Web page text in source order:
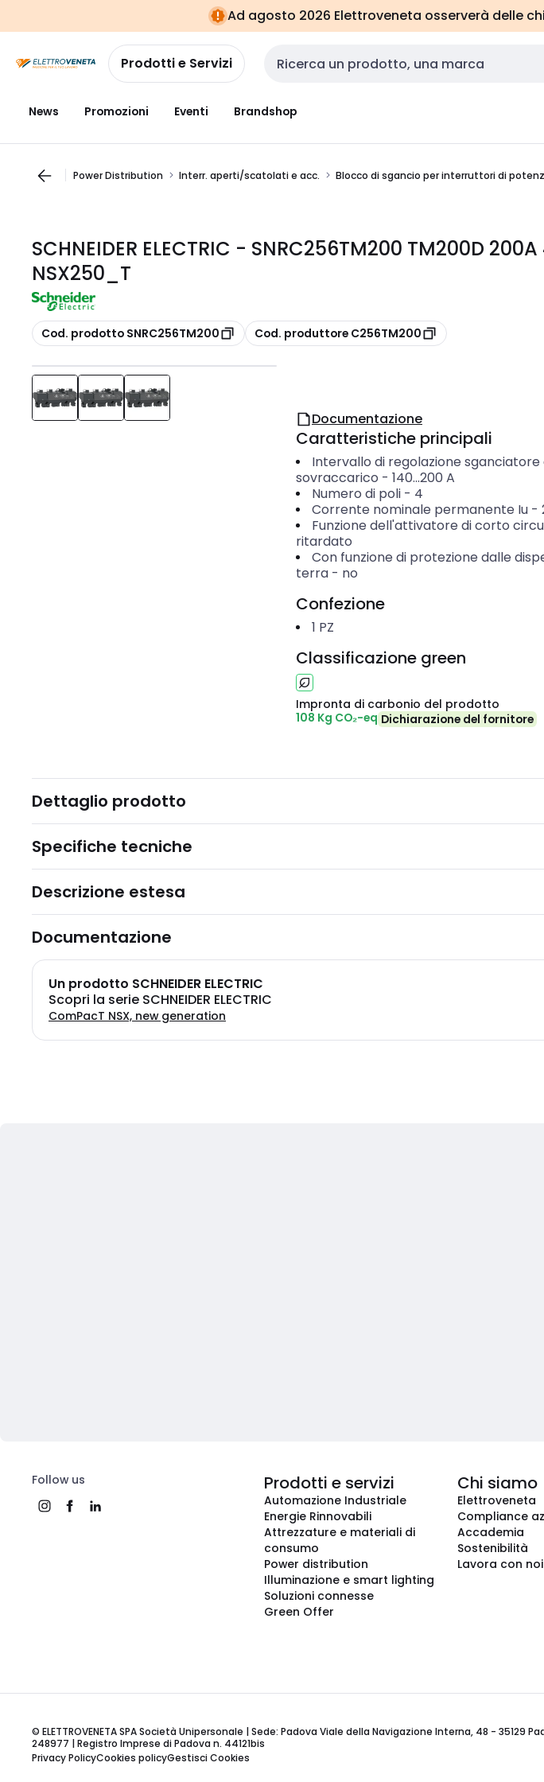
navigazionealla
pagina
Ad agosto 2026 Elettroveneta osserverà delle
Prodotti e Servizi Cerca input
News Promozioni Eventi Brandshop
Power Distribution Interr. aperti/scatolati e acc. Blocco di sgancio per interruttori di
SCHNEIDER ELECTRIC - SNRC256TM200 TM200D
NSX250_T
copia
Cod. prodotto SNRC256TM200 copia
Cod. produttore C256TM200
Documentazione
Caratteristiche principali
Intervallo di regolazione sganciatore
sovraccarico - 140...200 A
Numero di poli- 4
Corrente nominale permanente Iu-
Funzione dell'attivatore di corto
ritardato
Con funzione di protezione dalle
terra - no
Confezione
1 PZ
Classificazione green
Impronta di carbonio del prodotto
108 Kg CO₂-eq Dichiarazione del fornitore
Dettaglio prodotto
Specifiche tecniche
Descrizione estesa
Documentazione
Un prodotto SCHNEIDER ELECTRIC
Scopri la serie SCHNEIDER ELECTRIC
ComPacT NSX, new generation
Follow us Prodotti e servizi
Automazione Industriale
Energie Rinnovabili
Attrezzature e materiali di
consumo
Power distribution
Illuminazione e smart lighting
Soluzioni connesse
Green Offer
Chi siamo
Elettroveneta
Compliance
Accademia
Sostenibilità
Lavora con noi
© ELETTROVENETA SPA Società Unipersonale | Sede: Padova Viale della Navigazione Interna, 48 - 35129
248977 | Registro Imprese di Padova n. 44121bis
Privacy PolicyCookies policyGestisci Cookies